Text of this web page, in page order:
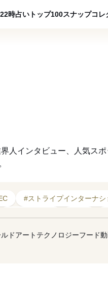
22時占い トップ100スナップコレ
人インタビュー、人気ス
#ストライプインターナシ
ン #職人
#日本
ドアート テクノロジーフード